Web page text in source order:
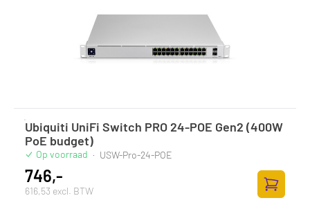
Ubiquiti UniFi Switch PRO 24-POE Gen2 (400W
PoE budget)
Op voorraad · USW-Pro-24-POE
746,-
616,53 excl. BTW
Zum